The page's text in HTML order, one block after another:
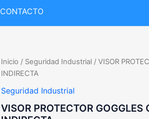
CONTACTO
Inicio / Seguridad Industrial / VISOR
INDIRECTA
Seguridad Industrial
VISOR PROTECTOR